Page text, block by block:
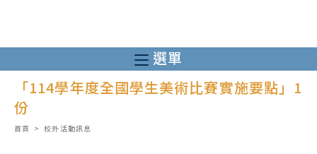
至
主
內
選單
「114學年度全國學生美術比賽實施要點」1
份
首頁 > 校外活動訊息